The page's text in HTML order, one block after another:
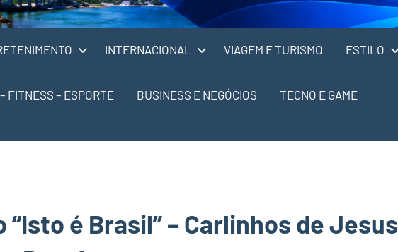
INTERNACIONAL VIAGEM E TURISMO ESTILO
FITNESS – ESPORTE BUSINESS E NEGÓCIOS TECNO E GAME
é Brasil” – Carlinhos de Jesus